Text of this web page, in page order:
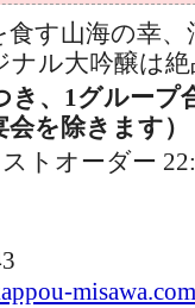
す山海の幸、
ナル大吟醸は
き、1グループ
を除きます）
トオーダー